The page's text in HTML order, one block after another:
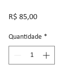
R$ 85,00Preço
Quantidade *